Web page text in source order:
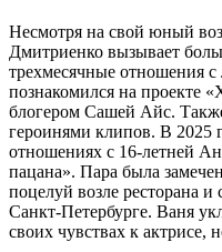
Несмотря на свой юный
Дмитриенко вызывает
трехмесячные отношения
познакомился на проекте
блогером Сашей Айс.
героинями клипов. В 2025
отношениях с 16-летней
пацана». Пара была
поцелуй возле ресторана
Санкт-Петербурге. Ваня
своих чувствах к актрисе,